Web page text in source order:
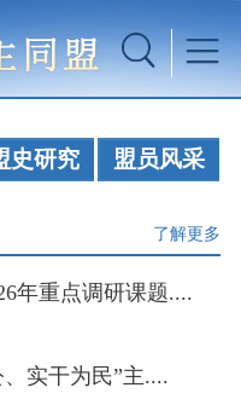
史研究 盟员风采
了解更多
年重点调研课题....
实干为民”主....